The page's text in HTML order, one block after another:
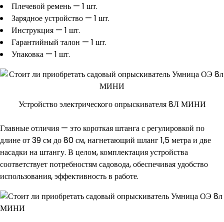
Плечевой ремень — 1 шт.
Зарядное устройство — 1 шт.
Инструкция — 1 шт.
Гарантийный талон — 1 шт.
Упаковка — 1 шт.
Устройство электрического опрыскивателя 8Л МИНИ
Главные отличия — это короткая штанга с регулировкой по
длине от 39 см до 80 см, нагнетающий шланг 1,5 метра и две
насадки на штангу. В целом, комплектация устройства
соответствует потребностям садовода, обеспечивая удобство
использования, эффективность в работе.